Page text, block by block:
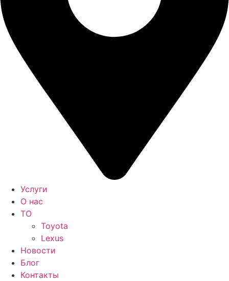
Услуги
О нас
ТО
Toyota
Lexus
Новости
Блог
Контакты